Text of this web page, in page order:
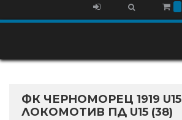
ФК ЧЕРНОМОРЕЦ 1919 U15
ЛОКОМОТИВ ПД U15 (38)